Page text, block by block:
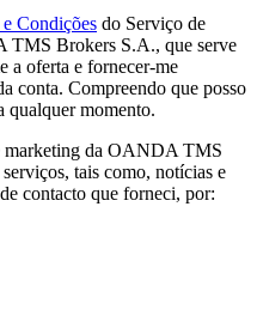
Condições do Serviço de
TMS Brokers S.A., que serve
a oferta e fornecer-me
conta. Compreendo que posso
qualquer momento.
marketing da OANDA TMS
tais como, notícias e
contacto que forneci, por: